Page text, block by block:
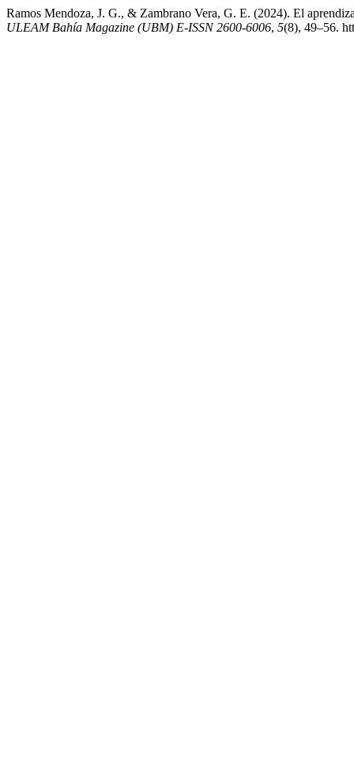
Ramos Mendoza, J. G., & Zambrano Vera, G. E. (2024). El
ULEAM Bahía Magazine (UBM) E-ISSN 2600-6006, 5(8), 49–56.